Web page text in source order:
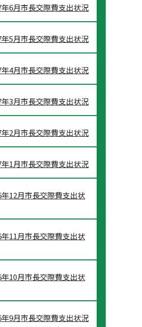
6月市長交際費支出状況
5月市長交際費支出状況
4月市長交際費支出状況
3月市長交際費支出状況
2月市長交際費支出状況
1月市長交際費支出状況
12月市長交際費支出状
11月市長交際費支出状
10月市長交際費支出状
9月市長交際費支出状況